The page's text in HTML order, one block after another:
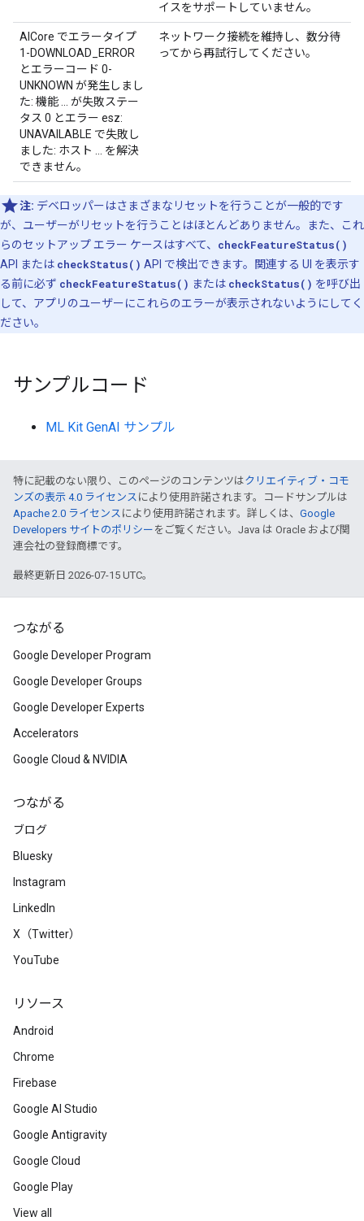
イスをサポートしていません。
AICore でエラータイプ
1-DOWNLOAD_ERROR
とエラーコード 0-
UNKNOWN が発生しまし
た: 機能 ... が失敗ステー
タス 0 とエラー esz:
UNAVAILABLE で失敗し
ました: ホスト ... を解決
できません。
ネットワーク接続を維持し、数分待
ってから再試行してください。
注: デベロッパーはさまざまなリセットを行うことが一般的です
が、ユーザーがリセットを行うことはほとんどありません。また、これ
らのセットアップ エラー ケースはすべて、 checkFeatureStatus()
API または checkStatus() API で検出できます。関連する UI を表示す
る前に必ず checkFeatureStatus() または checkStatus() を呼び出
して、アプリのユーザーにこれらのエラーが表示されないようにしてく
ださい。
サンプルコード
ML Kit GenAI サンプル
特に記載のない限り、このページのコンテンツはクリエイティブ・コモ
ンズの表示 4.0 ライセンス により使用許諾されます。コードサンプルは
Apache 2.0 ライセンス により使用許諾されます。詳しくは、 Google
Developers サイトのポリシー をご覧ください。Java は Oracle および関
連会社の登録商標です。
最終更新日 2026-07-15 UTC。
つながる
Google Developer Program
Google Developer Groups
Google Developer Experts
Accelerators
Google Cloud & NVIDIA
つながる
ブログ
Bluesky
Instagram
LinkedIn
X（Twitter）
YouTube
リソース
Android
Chrome
Firebase
Google AI Studio
Google Antigravity
Google Cloud
Google Play
View all